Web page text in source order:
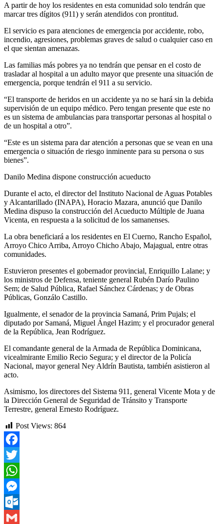
A partir de hoy los residentes en esta comunidad solo tendrán que
marcar tres dígitos (911) y serán atendidos con prontitud.
El servicio es para atenciones de emergencia por accidente, robo,
incendio, agresiones, problemas graves de salud o cualquier caso en
el que sientan amenazas.
Las familias más pobres ya no tendrán que pensar en el costo de
trasladar al hospital a un adulto mayor que presente una situación de
emergencia, porque tendrán el 911 a su servicio.
“El transporte de heridos en un accidente ya no se hará sin la debida
supervisión de un equipo médico. Pero tengan presente que este no
es un sistema de ambulancias para transportar personas al hospital o
de un hospital a otro”.
“Este es un sistema para dar atención a personas que se vean en una
emergencia o situación de riesgo inminente para su persona o sus
bienes”.
Danilo Medina dispone construcción acueducto
Durante el acto, el director del Instituto Nacional de Aguas Potables
y Alcantarillado (INAPA), Horacio Mazara, anunció que Danilo
Medina dispuso la construcción del Acueducto Múltiple de Juana
Vicenta, en respuesta a la solicitud de los samanenses.
La obra beneficiará a los residentes en El Cuerno, Rancho Español,
Arroyo Chico Arriba, Arroyo Chicho Abajo, Majagual, entre otras
comunidades.
Estuvieron presentes el gobernador provincial, Enriquillo Lalane; y
los ministros de Defensa, teniente general Rubén Darío Paulino
Sem; de Salud Pública, Rafael Sánchez Cárdenas; y de Obras
Públicas, Gonzálo Castillo.
Igualmente, el senador de la provincia Samaná, Prim Pujals; el
diputado por Samaná, Miguel Ángel Hazim; y el procurador general
de la República, Jean Rodríguez.
El comandante general de la Armada de República Dominicana,
vicealmirante Emilio Recio Segura; y el director de la Policía
Nacional, mayor general Ney Aldrín Bautista, también asistieron al
acto.
Asimismo, los directores del Sistema 911, general Vicente Mota y de
la Dirección General de Seguridad de Tránsito y Transporte
Terrestre, general Ernesto Rodríguez.
Post Views: 864
Facebook
Twitter
WhatsApp
Messenger
Outlook.com